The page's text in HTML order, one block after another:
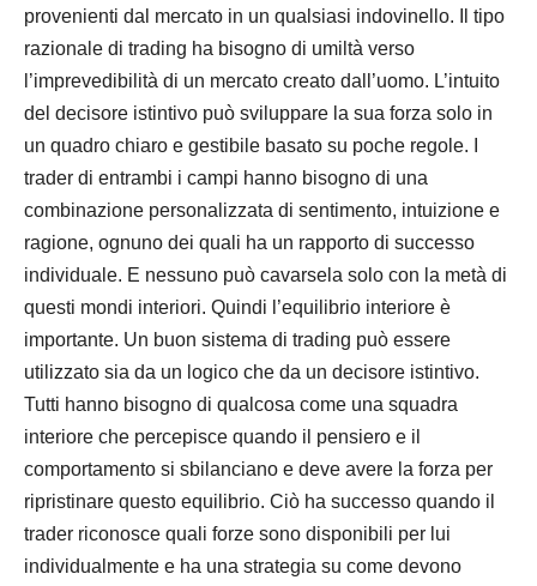
provenienti dal mercato in un qualsiasi indovinello. Il tipo
razionale di trading ha bisogno di umiltà verso
l’imprevedibilità di un mercato creato dall’uomo. L’intuito
del decisore istintivo può sviluppare la sua forza solo in
un quadro chiaro e gestibile basato su poche regole. I
trader di entrambi i campi hanno bisogno di una
combinazione personalizzata di sentimento, intuizione e
ragione, ognuno dei quali ha un rapporto di successo
individuale. E nessuno può cavarsela solo con la metà di
questi mondi interiori. Quindi l’equilibrio interiore è
importante. Un buon sistema di trading può essere
utilizzato sia da un logico che da un decisore istintivo.
Tutti hanno bisogno di qualcosa come una squadra
interiore che percepisce quando il pensiero e il
comportamento si sbilanciano e deve avere la forza per
ripristinare questo equilibrio. Ciò ha successo quando il
trader riconosce quali forze sono disponibili per lui
individualmente e ha una strategia su come devono